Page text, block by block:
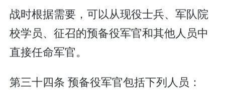
战时根据需要，可以从现役士兵、军队院
校学员、征召的预备役军官和其他人员中
直接任命军官。
第三十四条 预备役军官包括下列人员：